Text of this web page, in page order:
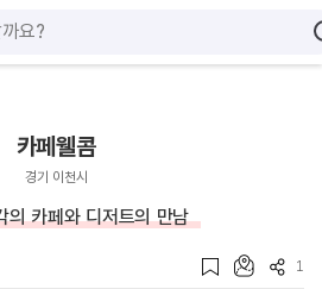
카페웰콤
경기 이천시
의 카페와 디저트의 만남
1